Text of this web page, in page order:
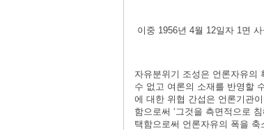
이중 1956년 4월 12일자 1면
자유분위기 조성은 언론자유의
수 없고 여론의 소재를 반영할
에 대한 위협 간섭은 언론기관
함으로써 ‘그것을 측면적으로
택함으로써 언론자유의 폭을